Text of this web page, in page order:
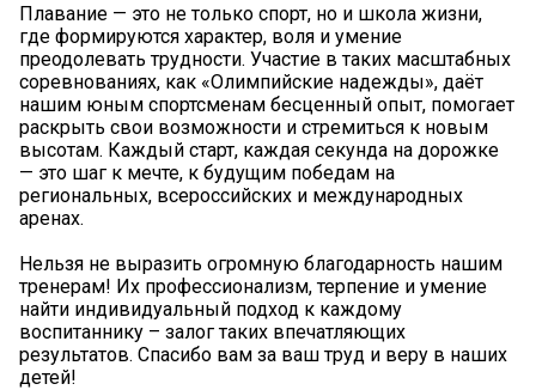
Плавание — это не только спорт, но и школа жизни,
где формируются характер, воля и умение
преодолевать трудности. Участие в таких масштабных
соревнованиях, как «Олимпийские надежды», даёт
нашим юным спортсменам бесценный опыт, помогает
раскрыть свои возможности и стремиться к новым
высотам. Каждый старт, каждая секунда на дорожке
— это шаг к мечте, к будущим победам на
региональных, всероссийских и международных
аренах.
Нельзя не выразить огромную благодарность нашим
тренерам! Их профессионализм, терпение и умение
найти индивидуальный подход к каждому
воспитаннику – залог таких впечатляющих
результатов. Спасибо вам за ваш труд и веру в наших
детей!